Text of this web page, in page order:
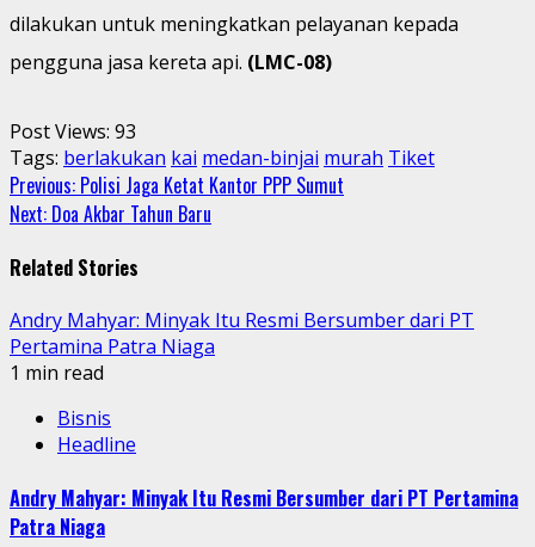
dilakukan untuk meningkatkan pelayanan kepada
pengguna jasa kereta api. (LMC-08)
Post Views: 93
Tags: berlakukan kai medan-binjai murah Tiket
Continue
Reading
Previous: Polisi Jaga Ketat Kantor PPP Sumut
Next: Doa Akbar Tahun Baru
Related Stories
Andry Mahyar: Minyak Itu Resmi Bersumber dari PT
Pertamina Patra Niaga
1 min read
Bisnis
Headline
Andry Mahyar: Minyak Itu Resmi Bersumber dari PT Pertamina
Patra Niaga